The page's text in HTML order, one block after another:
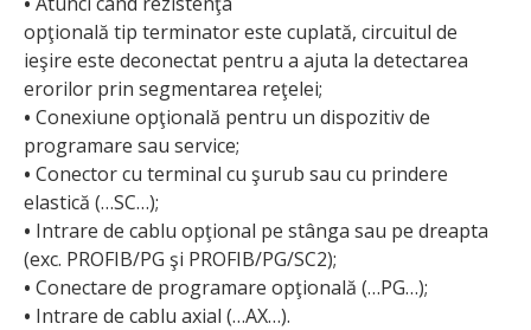
opţională tip terminator este cuplată, circuitul de
ieşire este deconectat pentru a ajuta la detectarea
erorilor prin segmentarea reţelei;
• Conexiune opţională pentru un dispozitiv de
programare sau service;
• Conector cu terminal cu şurub sau cu prindere
elastică (…SC…);
• Intrare de cablu opţional pe stânga sau pe dreapta
(exc. PROFIB/PG şi PROFIB/PG/SC2);
• Conectare de programare opţională (…PG…);
• Intrare de cablu axial (…AX…).